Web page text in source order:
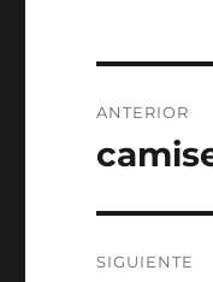
de
ANTERIOR
Entrada
SIGUIENTE